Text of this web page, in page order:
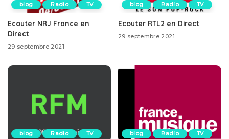
blog Radio TV
Ecouter NRJ France en
Direct
29 septembre 2021
blog Radio TV
Ecouter RTL2 en Direct
29 septembre 2021
blog Radio TV blog Radio TV